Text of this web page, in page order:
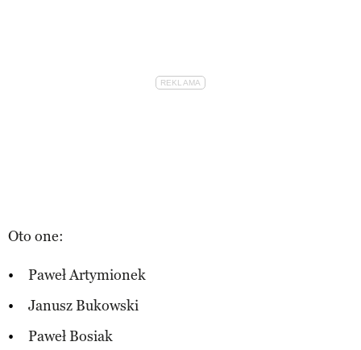
Oto one:
Paweł Artymionek
Janusz Bukowski
Paweł Bosiak